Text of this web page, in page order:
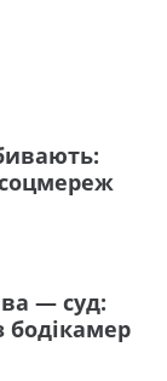
соцмереж
— суд:
бодікамер